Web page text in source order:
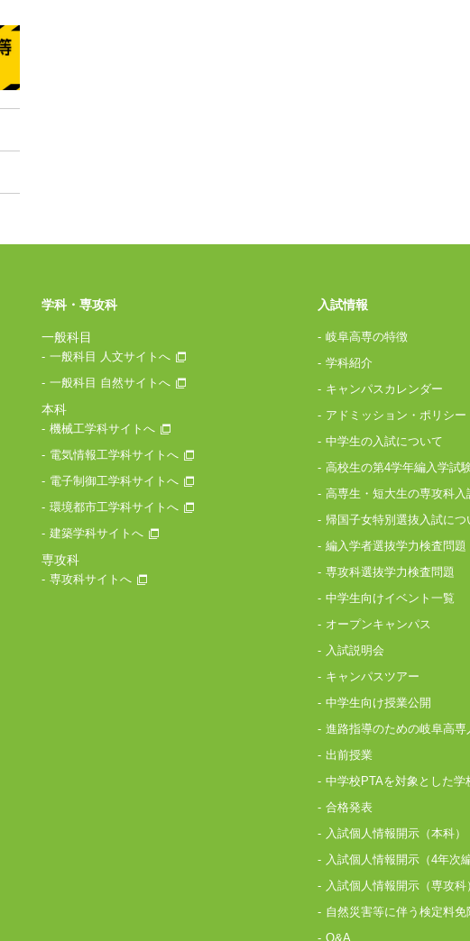
学科・専攻科
一般科目
一般科目 人文サイトへ
一般科目 自然サイトへ
本科
機械工学科サイトへ
電気情報工学科サイトへ
電子制御工学科サイトへ
環境都市工学科サイトへ
建築学科サイトへ
専攻科
専攻科サイトへ
入試情報
岐阜高専の特徴
学科紹介
キャンパスカレンダー
アドミッション・ポリシー
中学生の入試について
高校生の第4学年編入学試
高専生・短大生の専攻科入
帰国子女特別選抜入試につ
編入学者選抜学力検査問題
専攻科選抜学力検査問題
中学生向けイベント一覧
オープンキャンパス
入試説明会
キャンパスツアー
中学生向け授業公開
進路指導のための岐阜高専
出前授業
中学校PTAを対象とした学
合格発表
入試個人情報開示（本科）
入試個人情報開示（4年次編
入試個人情報開示（専攻科
自然災害等に伴う検定料免
Q&A